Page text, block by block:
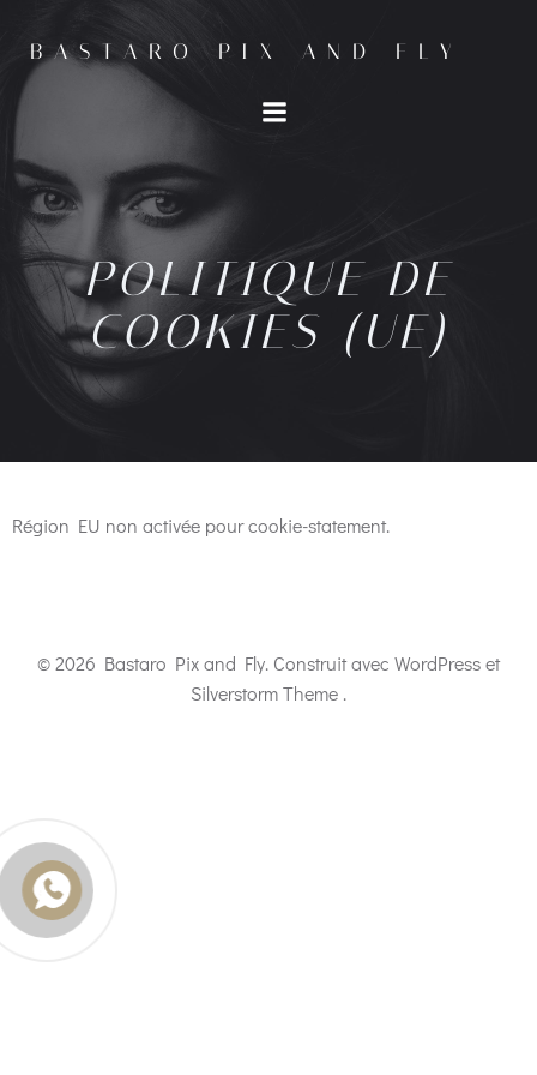
BASTARO PIX AND FLY
POLITIQUE DE
COOKIES (UE)
Région EU non activée pour cookie-statement.
© 2026 Bastaro Pix and Fly. Construit avec WordPress et
Silverstorm Theme .